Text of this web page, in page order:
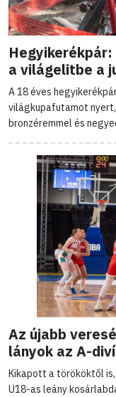
a világelitbe a
A 18 éves
világkupafutamot
bronzéremmel és
Az újabb
lányok az A-
Kikapott a törököktől
U18-as leány